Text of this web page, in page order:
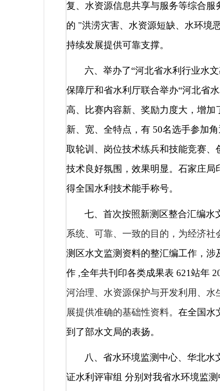
复、水资源信息共享与服务等综合
的 "洪涝灾害、水资源短缺、水环境
持续发展提供可靠支撑。
六、举办了“河北省水利行业水
保障厅和省水利厅联合举办“河北省
高、比赛内容新、奖励力度大，增
新、宽、全特点，有 50名选手参加
取轮训、岗位技术练兵和技能竞赛
技术良好氛围，效果明显。石家庄
得全国水利技术能手称号。
七、首次按照新测区整合汇编
系统、可靠、一致的目的，为经济
测区水文监测资料的整汇编工作，涉
作 ,全年共刊印各类成果表 621站年
河治理、水资源保护与开发利用、
展提供准确的基础性资料。 在全国水
到了部水文局的表扬。
八、省水环境监测中心、华北
证水利评审组 分别 对我省水环境监